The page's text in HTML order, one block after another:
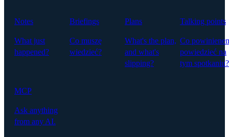
Notes
What just
happened?
Briefings
Co muszę
wiedzieć?
Plans
What's the plan,
and what's
slipping?
Talking points
Co
powiedzieć na
tym spotkaniu?
MCP
Ask anything
from any AI.